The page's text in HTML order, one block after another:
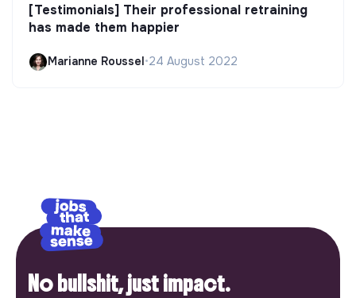
[Testimonials] Their professional retraining
has made them happier
Marianne Roussel•24 August 2022
No bullshit, just impact.